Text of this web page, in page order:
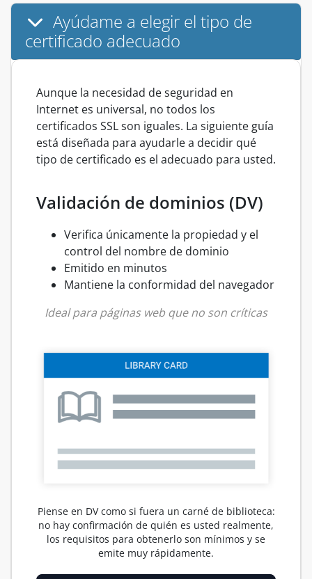
Ayúdame a elegir el tipo de
certificado adecuado
Aunque la necesidad de seguridad en
Internet es universal, no todos los
certificados SSL son iguales. La siguiente guía
está diseñada para ayudarle a decidir qué
tipo de certificado es el adecuado para usted.
Validación de dominios (DV)
Verifica únicamente la propiedad y el
control del nombre de dominio
Emitido en minutos
Mantiene la conformidad del navegador
Ideal para páginas web que no son críticas
Piense en DV como si fuera un carné de biblioteca:
no hay confirmación de quién es usted realmente,
los requisitos para obtenerlo son mínimos y se
emite muy rápidamente.